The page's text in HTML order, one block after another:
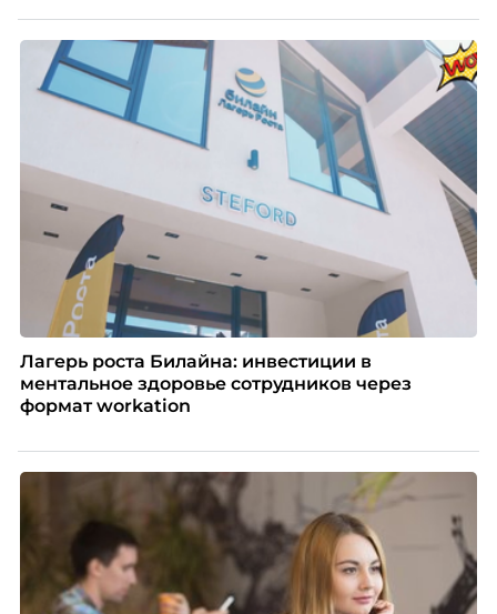
кадровых ошибок. В этой статье Марина Ускова,
руководитель отдела подбора персонала
рекрутинговой компании, разбирает самые
распространенные мифы о зумерах и объясняет,
почему устаревшие представления мешают
бизнесу находить и удерживать сильных
сотрудников.
Лагерь роста Билайна: инвестиции в
ментальное здоровье сотрудников через
формат workation